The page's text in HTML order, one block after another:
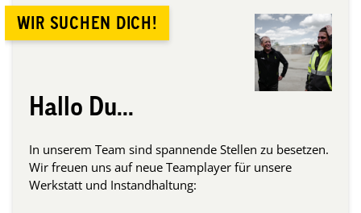
Hallo Du...
In unserem Team sind spannende Stellen zu besetzen.
Wir freuen uns auf neue Teamplayer für unsere
Werkstatt und Instandhaltung:
WIR SUCHEN DICH!